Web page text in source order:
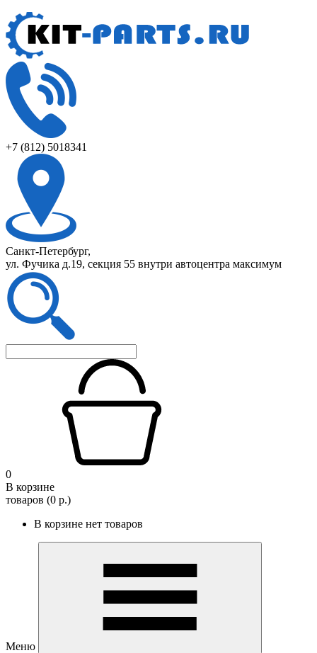
+7 (812) 5018341
Санкт-Петербург,
ул. Фучика д.19, секция 55 внутри автоцентра максимум
0
В корзине
товаров (0 р.)
В корзине нет товаров
Меню